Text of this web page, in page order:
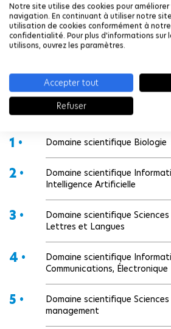
Notre site utilise des cookies pour
navigation. En continuant à utiliser notre
utilisation de cookies conformément à
confidentialité. Pour plus d'informations sur
utilisons, ouvrez les paramètres.
Accepter tout
Refuser
Institution
Dans cette rubrique
1 • Domaine scientifique Biologie
2 •
Domaine scientifique
Intelligence Artificielle
3 •
Domaine scientifique
Lettres et Langues
4 •
Domaine scientifique
Communications, Électronique
5 •
Domaine scientifique
management